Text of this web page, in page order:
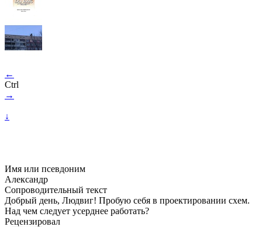
←
Ctrl
→
↓
Имя или псевдоним
Александр
Сопроводительный текст
Добрый день, Людвиг! Пробую себя в проектировании схем.
Над чем следует усерднее работать?
Рецензировал